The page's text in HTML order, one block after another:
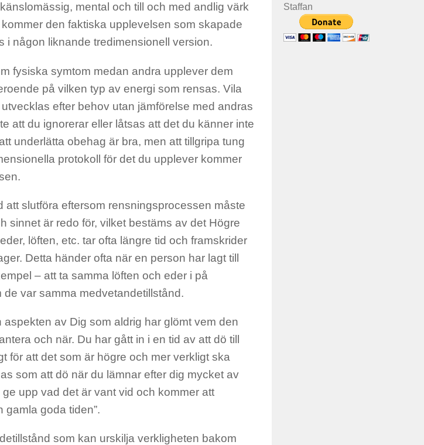
mental och till och med andlig värk
den faktiska upplevelsen som skapade
i någon liknande tredimensionell version.
fysiska symtom medan andra upplever dem
på vilken typ av energi som rensas. Vila
efter behov utan jämförelse med andras
att du ignorerar eller låtsas att det du känner inte
underlätta obehag är bra, men att tillgripa tung
protokoll för det du upplever kommer
att slutföra eftersom rensningsprocessen måste
sinnet är redo för, vilket bestäms av det Högre
löften, etc. tar ofta längre tid och framskrider
Detta händer ofta när en person har lagt till
– att ta samma löften och eder i på
var samma medvetandetillstånd.
av Dig som aldrig har glömt vem den
och när. Du har gått in i en tid av att dö till
för att det som är högre och mer verkligt ska
som att dö när du lämnar efter dig mycket av
upp vad det är vant vid och kommer att
gamla goda tiden”.
som kan urskilja verkligheten bakom
Staffan